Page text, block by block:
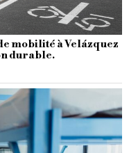
mobilité à Velázquez
durable.